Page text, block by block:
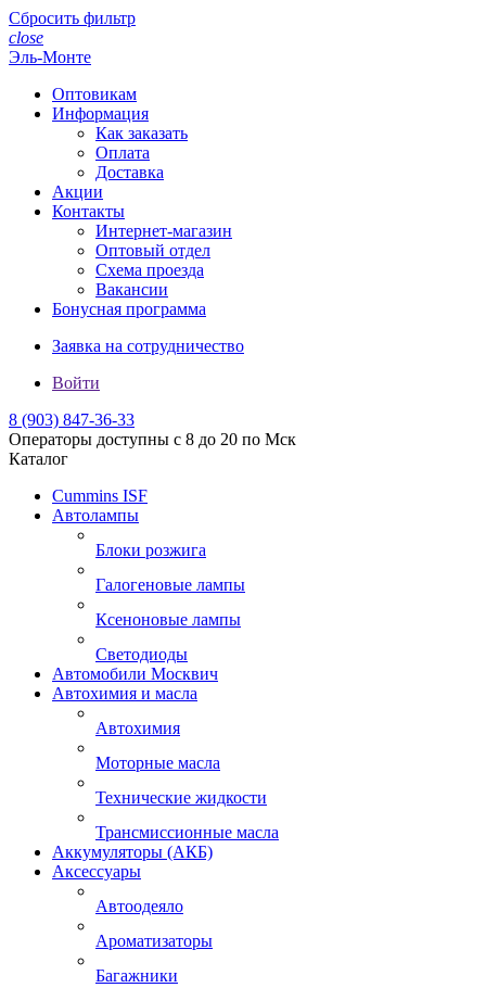
Сбросить фильтр
close
Эль-Монте
Оптовикам
Информация
Как заказать
Оплата
Доставка
Акции
Контакты
Интернет-магазин
Оптовый отдел
Схема проезда
Вакансии
Бонусная программа
Заявка на сотрудничество
Войти
8 (903) 847-36-33
Операторы доступны с 8 до 20 по Мск
Каталог
Cummins ISF
Автолампы
Блоки розжига
Галогеновые лампы
Ксеноновые лампы
Светодиоды
Автомобили Москвич
Автохимия и масла
Автохимия
Моторные масла
Технические жидкости
Трансмиссионные масла
Аккумуляторы (АКБ)
Аксессуары
Автоодеяло
Ароматизаторы
Багажники